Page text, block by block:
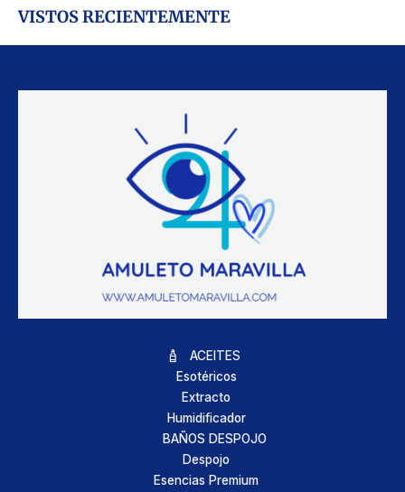
VISTOS RECIENTEMENTE
ACEITES
Esotéricos
Extracto
Humidificador
BAÑOS DESPOJO
Despojo
Esencias Premium